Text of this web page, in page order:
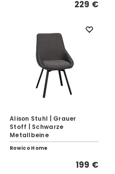
229 €
Alison Stuhl | Grauer
Stoff | Schwarze
Metallbeine
Rowico Home
199 €